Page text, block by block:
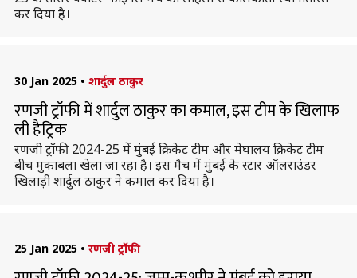
कर दिया है।
30 Jan 2025 • शार्दुल ठाकुर
रणजी ट्रॉफी में शार्दुल ठाकुर का कमाल, इस टीम के खिलाफ
ली हैट्रिक
रणजी ट्रॉफी 2024-25 में मुंबई क्रिकेट टीम और मेघालय क्रिकेट टीम
बीच मुकाबला खेला जा रहा है। इस मैच में मुंबई के स्टार ऑलराउंडर
खिलाड़ी शार्दुल ठाकुर ने कमाल कर दिया है।
25 Jan 2025 • रणजी ट्रॉफी